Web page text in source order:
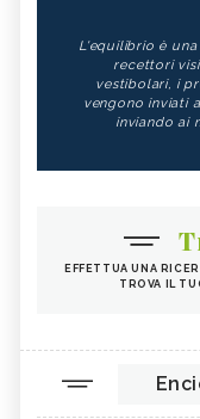
L'equilibrio è
recettori
vestibolari, i
vengono inviati
inviando ai
EFFETTUA UNA
TROVA IL